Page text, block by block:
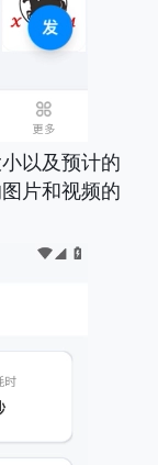
以及预计的
片和视频的